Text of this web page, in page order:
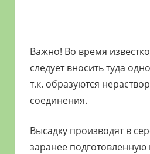
Важно! Во время
следует вносить туда
т.к. образуются
соединения.
Высадку производят в
заранее